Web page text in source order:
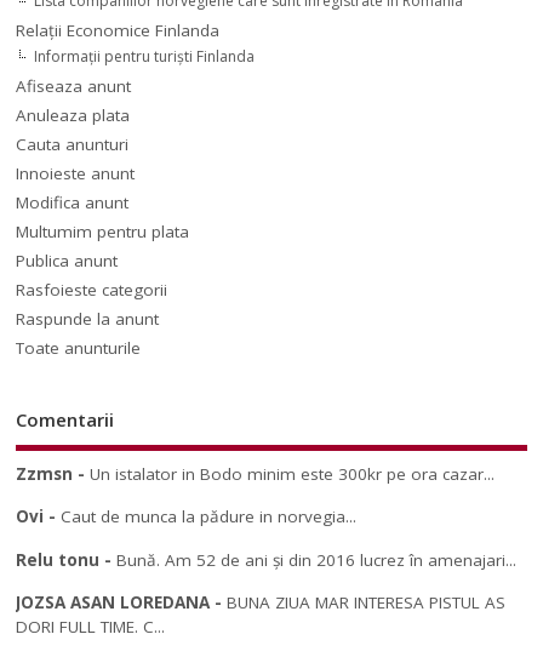
Relaţii Economice Finlanda
Informaţii pentru turişti Finlanda
Afiseaza anunt
Anuleaza plata
Cauta anunturi
Innoieste anunt
Modifica anunt
Multumim pentru plata
Publica anunt
Rasfoieste categorii
Raspunde la anunt
Toate anunturile
Comentarii
Zzmsn -Un istalator in Bodo minim este 300kr pe ora cazar...
Ovi - Caut de munca la pădure in norvegia...
Relu tonu -Bună. Am 52 de ani și din 2016 lucrez în amenajari...
JOZSA ASAN LOREDANA-BUNA ZIUA MAR INTERESA PISTUL AS
DORI FULL TIME. C...